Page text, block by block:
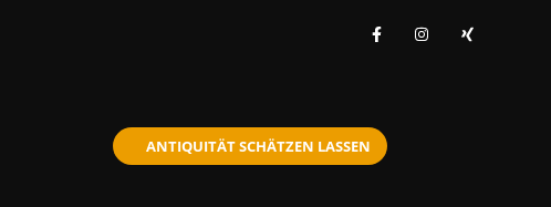
ANTIQUITÄT SCHÄTZEN LASSEN